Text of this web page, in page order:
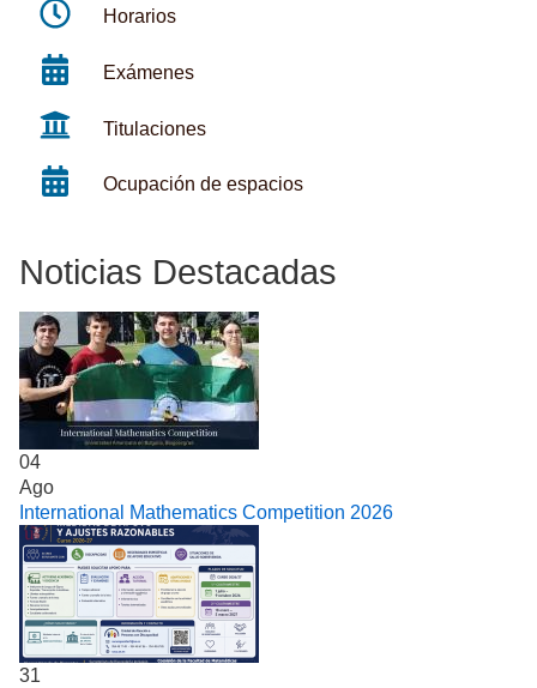
Horarios
Exámenes
Titulaciones
Ocupación de espacios
Noticias Destacadas
04
Ago
International Mathematics Competition 2026
31